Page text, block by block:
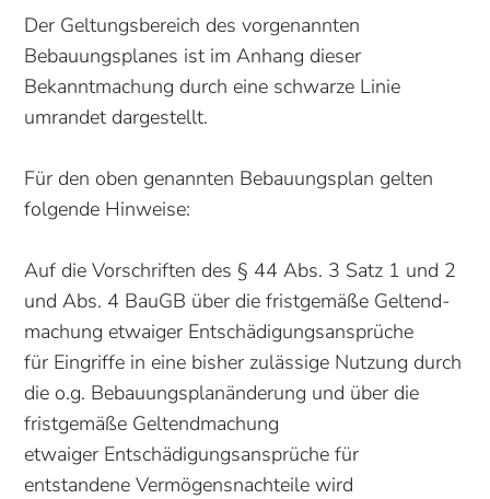
Der Geltungsbereich des vorgenannten
Bebauungsplanes ist im Anhang dieser
Bekanntmachung durch eine schwarze Linie
umrandet dargestellt.
Für den oben genannten Bebauungsplan gelten
folgende Hinweise:
Auf die Vorschriften des § 44 Abs. 3 Satz 1 und 2
und Abs. 4 BauGB über die fristgemäße Geltend­
machung etwaiger Entschädigungsansprüche
für Eingriffe in eine bisher zulässige Nutzung durch
die o.g. Bebauungsplanänderung und über die
fristgemäße Geltend­machung
et­waiger Entschädigungsansprüche für
entstandene Vermögensnachteile wird